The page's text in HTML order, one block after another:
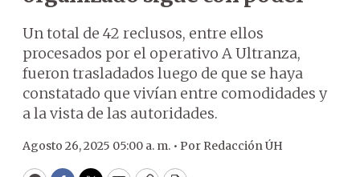
Un total de 42 reclusos, entre ellos
procesados por el operativo A Ultranza,
fueron trasladados luego de que se haya
constatado que vivían entre comodidades y
a la vista de las autoridades.
Agosto 26, 2025 05:00 a. m. • Por Redacción ÚH